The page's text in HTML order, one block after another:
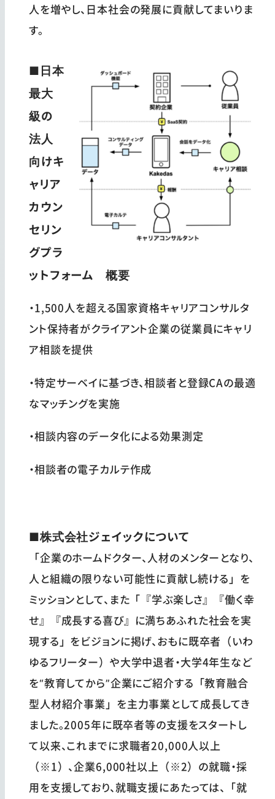
人を増やし、日本社会の発展に貢献してまいりま
す。
■日本
最大
級の
法人
向けキ
ャリア
カウン
セリン
グプラ
ットフォーム 概要
・1,500人を超える国家資格キャリアコンサルタ
ント保持者がクライアント企業の従業員にキャリ
ア相談を提供
・特定サーベイに基づき、相談者と登録CAの最適
なマッチングを実施
・相談内容のデータ化による効果測定
・相談者の電子カルテ作成
■株式会社ジェイックについて
「企業のホームドクター、人材のメンターとなり、
人と組織の限りない可能性に貢献し続ける」を
ミッションとして、また「『学ぶ楽しさ』『働く幸
せ』『成長する喜び』に満ちあふれた社会を実
現する」をビジョンに掲げ、おもに既卒者（いわ
ゆるフリーター）や大学中退者・大学4年生など
を“教育してから”企業にご紹介する「教育融合
型人材紹介事業」を主力事業として成長してき
ました。2005年に既卒者等の支援をスタートし
て以来、これまでに求職者20,000人以上
（※1）、企業6,000社以上（※2）の就職・採
用を支援しており、就職支援にあたっては、「就